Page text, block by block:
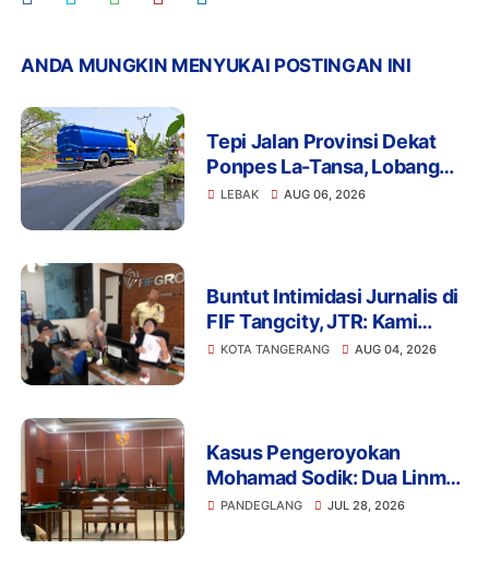
ANDA MUNGKIN MENYUKAI POSTINGAN INI
Tepi Jalan Provinsi Dekat
Ponpes La-Tansa, Lobang
Pengambilan Air Ancam
LEBAK AUG 06, 2026
Buntut Intimidasi Jurnalis di
FIF Tangcity, JTR: Kami
Tidak Akan Tinggal Diam!
KOTA TANGERANG AUG 04, 2026
Kasus Pengeroyokan
Mohamad Sodik: Dua Linmas
Pandeglang Diganjar 5 Bulan
PANDEGLANG JUL 28, 2026